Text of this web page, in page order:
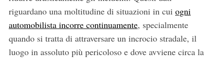
riguardano una moltitudine di situazioni in cui ogni
automobilista incorre continuamente, specialmente
quando si tratta di attraversare un incrocio stradale, il
luogo in assoluto più pericoloso e dove avviene circa la